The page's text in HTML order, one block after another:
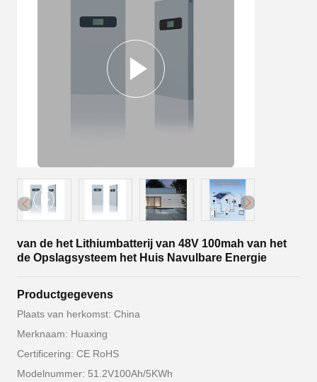
van de het Lithiumbatterij van 48V 100mah van het
de Opslagsysteem het Huis Navulbare Energie
Productgegevens
Plaats van herkomst: China
Merknaam: Huaxing
Certificering: CE RoHS
Modelnummer: 51.2V100Ah/5KWh